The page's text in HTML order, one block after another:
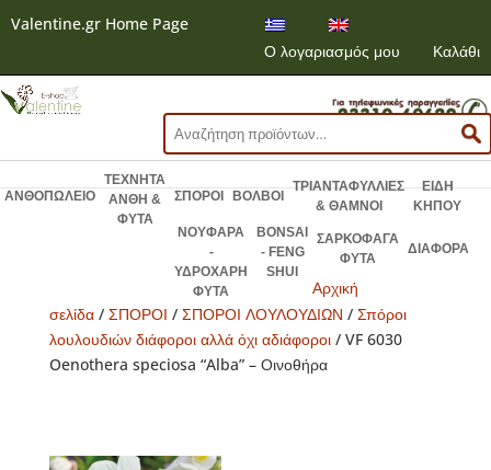
Valentine.gr Home Page
Ο λογαριασμός μου
Καλάθι
Αναζήτηση
για:
ΑΝΘΟΠΩΛΕΙΟ
ΤΕΧΝΗΤΑ
ΑΝΘΗ &
ΦΥΤΑ
ΣΠΟΡΟΙ ΒΟΛΒΟΙ
ΤΡΙΑΝΤΑΦΥΛΛΙΕΣ
& ΘΑΜΝΟΙ
ΕΙΔΗ
ΚΗΠΟΥ
ΝΟΥΦΑΡΑ
-
ΥΔΡΟΧΑΡΗ
ΦΥΤΑ
BONSAI
- FENG
SHUI
ΣΑΡΚΟΦΑΓΑ
ΦΥΤΑ
ΔΙΑΦΟΡΑ
Αρχική
σελίδα/ ΣΠΟΡΟΙ / ΣΠΟΡΟΙ ΛΟΥΛΟΥΔΙΩΝ / Σπόροι
λουλουδιών διάφοροι αλλά όχι αδιάφοροι/ VF 6030
Oenothera speciosa “Alba” – Οινοθήρα